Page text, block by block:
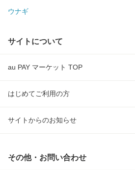
ウナギ
サイトについて
au PAY マーケット TOP
はじめてご利用の方
サイトからのお知らせ
その他・お問い合わせ